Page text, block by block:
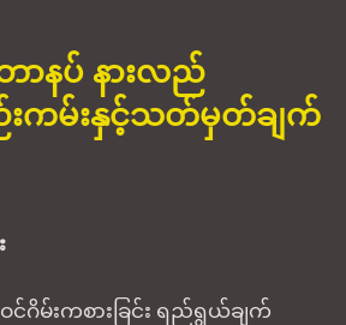
ာနပ် နားလည်
ကမ်းနှင့်သတ်မှတ်ချက်
င်ဂိမ်းကစားခြင်း ရည်ရွယ်ချက်